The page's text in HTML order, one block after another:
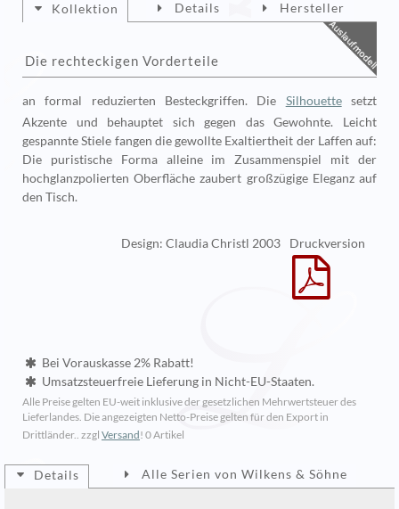
Kollektion
Die rechteckigen Vorderteile
an formal reduzierten Besteckgriffen. Die Silhouettesetzt
Akzente und behauptet sich gegen das Gewohnte. Leicht
gespannte Stiele fangen die gewollte Exaltiertheit der Laffen auf:
Die puristische Forma alleine im Zusammenspiel mit der
hochglanzpolierten Oberfläche zaubert großzügige Eleganz auf
den Tisch.
Details Hersteller
Design: Claudia Christl 2003 Druckversion
Bei Vorauskasse 2% Rabatt!
Umsatzsteuerfreie Lieferung in Nicht-EU-Staaten.
Alle Preise gelten EU-weit inklusive der gesetzlichen Mehrwertsteuer des
Lieferlandes. Die angezeigten Netto-Preise gelten für den Export in
Drittländer.. zzgl Versand! 0 Artikel
Details Alle Serien von Wilkens & Söhne